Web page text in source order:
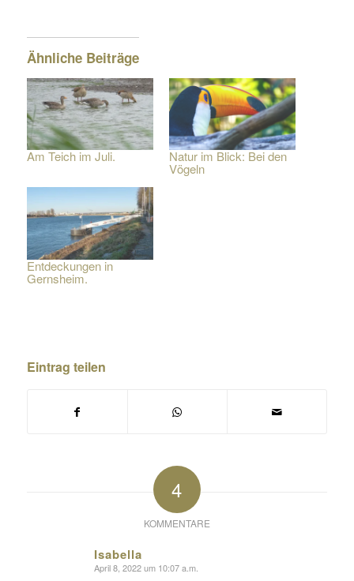
Ähnliche Beiträge
Am Teich im Juli. Natur im Blick: Bei den
Vögeln
Entdeckungen in
Gernsheim.
Eintrag teilen
4
KOMMENTARE
Isabella
sagte:
April 8, 2022 um 10:07 a.m.